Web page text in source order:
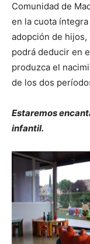
Comunidad de
en la cuota
adopción de
podrá deducir en
produzca el
de los dos
Estaremos
infantil.